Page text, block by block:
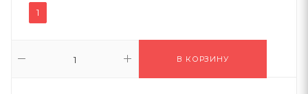
1
В КОРЗИНУ